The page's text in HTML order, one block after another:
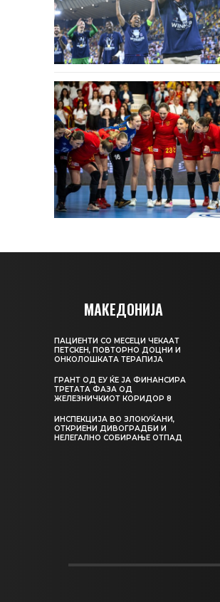
МАКЕДОНИЈА
ПАЦИЕНТИ СО МЕСЕЦИ ЧЕКААТ
ПЕТСКЕН, ПОВТОРНО ДОЦНИ И
ОНКОЛОШКАТА ТЕРАПИЈА
ГРАНТ ОД ЕУ ЌЕ ЈА ФИНАНСИРА
ТРЕТАТА ФАЗА ОД
ЖЕЛЕЗНИЧКИОТ КОРИДОР 8
ИНСПЕКЦИЈА ВО ЗЛОКУЌАНИ,
ОТКРИЕНИ ДИВОГРАДБИ И
НЕЛЕГАЛНО СОБИРАЊЕ ОТПАД